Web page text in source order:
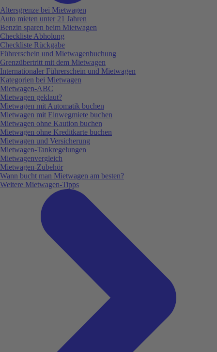
Altersgrenze bei Mietwagen
Auto mieten unter 21 Jahren
Benzin sparen beim Mietwagen
Checkliste Abholung
Checkliste Rückgabe
Führerschein und Mietwagenbuchung
Grenzübertritt mit dem Mietwagen
Internationaler Führerschein und Mietwagen
Kategorien bei Mietwagen
Mietwagen-ABC
Mietwagen geklaut?
Mietwagen mit Automatik buchen
Mietwagen mit Einwegmiete buchen
Mietwagen ohne Kaution buchen
Mietwagen ohne Kreditkarte buchen
Mietwagen und Versicherung
Mietwagen-Tankregelungen
Mietwagenvergleich
Mietwagen-Zubehör
Wann bucht man Mietwagen am besten?
Weitere Mietwagen-Tipps